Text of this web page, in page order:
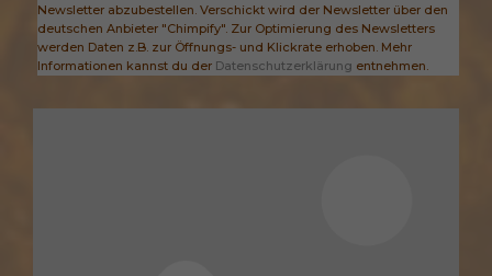
Newsletter abzubestellen. Verschickt wird der Newsletter über den
deutschen Anbieter "Chimpify". Zur Optimierung des Newsletters
werden Daten z.B. zur Öffnungs- und Klickrate erhoben. Mehr
Informationen kannst du der Datenschutzerklärung entnehmen.